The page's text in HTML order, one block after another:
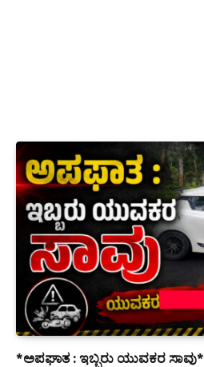
*ಅಪಘಾತ : ಇಬ್ಬರು ಯುವಕರ ಸಾವು*